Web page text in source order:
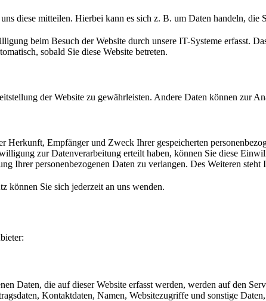
diese mitteilen. Hierbei kann es sich z. B. um Daten handeln,
beim Besuch der Website durch unsere IT-Systeme erfasst.
sobald Sie diese Website betreten.
der Website zu gewährleisten. Andere Daten können zur
Herkunft, Empfänger und Zweck Ihrer gespeicherten
zur Datenverarbeitung erteilt haben, können Sie diese
Ihrer personenbezogenen Daten zu verlangen. Des Weiteren
können Sie sich jederzeit an uns wenden.
Daten, die auf dieser Website erfasst werden, werden auf den
Kontaktdaten, Namen, Websitezugriffe und sonstige